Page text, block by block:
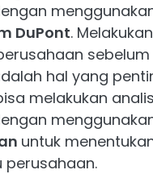
DuPont.
sebelum
hal yang
melakukan
untuk
perusahaan.